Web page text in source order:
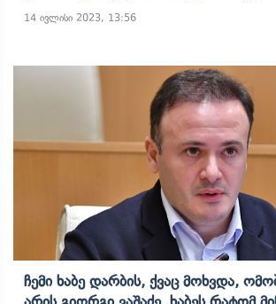
14 ივლისი 2023, 13:56
Ჩემი Ხაბე Დარბის, Ქვაც Მოხვდა,